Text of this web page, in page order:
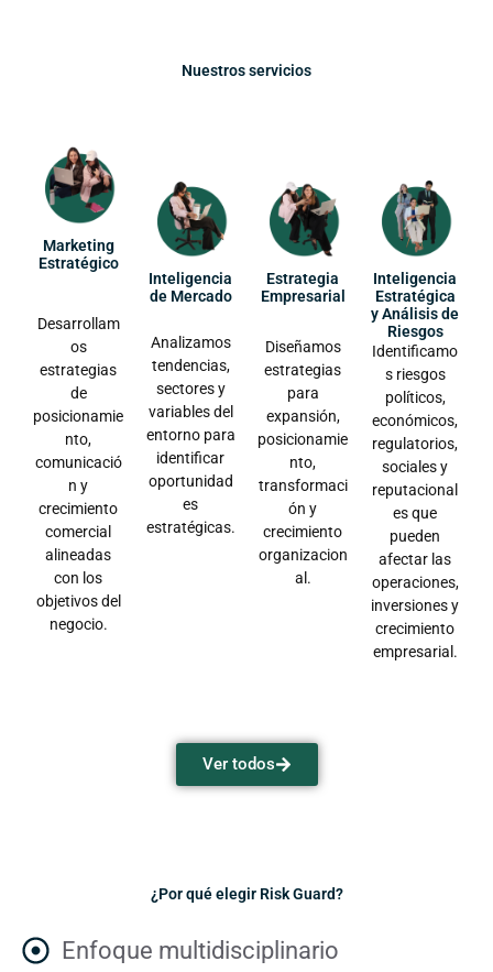
Nuestros servicios
Marketing
Estratégico
Desarrollam
os
estrategias
de
posicionamie
nto,
comunicació
n y
crecimiento
comercial
alineadas
con los
objetivos del
negocio.
Inteligencia
de Mercado
Analizamos
tendencias,
sectores y
variables del
entorno para
identificar
oportunidad
es
estratégicas.
Estrategia
Empresarial
Diseñamos
estrategias
para
expansión,
posicionamie
nto,
transformaci
ón y
crecimiento
organizacion
al.
Inteligencia
Estratégica
y Análisis de
Riesgos
Identificamo
s riesgos
políticos,
económicos,
regulatorios,
sociales y
reputacional
es que
pueden
afectar las
operaciones,
inversiones y
crecimiento
empresarial.
Ver todos
¿Por qué elegir Risk Guard?
Enfoque multidisciplinario